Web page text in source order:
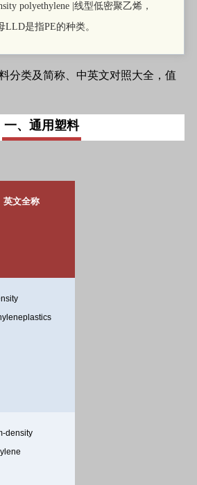
polyethylene |线型低密聚乙烯，
是指PE的种类。
一、通用塑料
英文全称
density